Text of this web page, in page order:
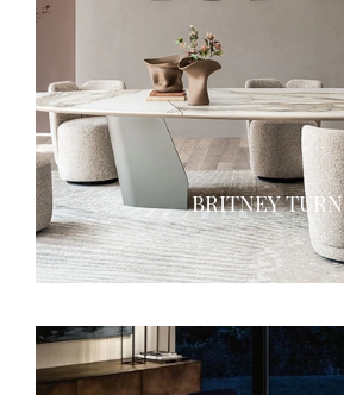
BRITNEY TURN